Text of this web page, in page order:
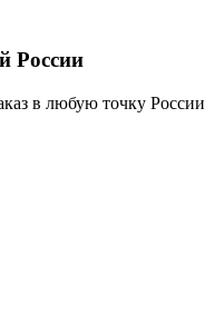
России
в любую точку России